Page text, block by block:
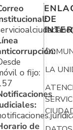
o fijo:
de
DE
LA